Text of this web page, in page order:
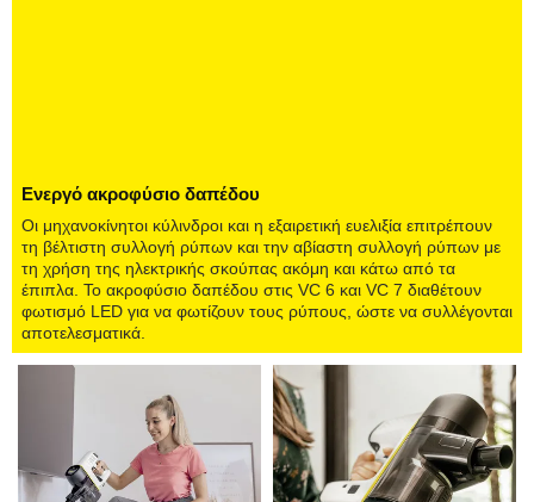
Ενεργό ακροφύσιο δαπέδου
Οι μηχανοκίνητοι κύλινδροι και η εξαιρετική ευελιξία επιτρέπουν
τη βέλτιστη συλλογή ρύπων και την αβίαστη συλλογή ρύπων με
τη χρήση της ηλεκτρικής σκούπας ακόμη και κάτω από τα
έπιπλα. Το ακροφύσιο δαπέδου στις VC 6 και VC 7 διαθέτουν
φωτισμό LED για να φωτίζουν τους ρύπους, ώστε να συλλέγονται
αποτελεσματικά.